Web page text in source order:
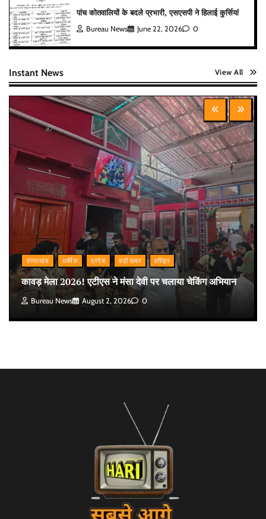
पांच कोतवालियों के बदले प्रभारी, एसएसपी ने हिलाई कुर्सियां
Bureau News June 22, 2026 0
Instant News View All
उत्तराखंड धार्मिक प्रदेश बड़ी खबर हरिद्वार
कावड़ मेला 2026! एटीएस ने मंसा देवी पर चलाया चेकिंग अभियान
Bureau News August 2, 2026 0